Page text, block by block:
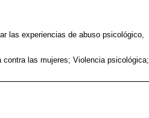
las experiencias de abuso psicológico,
las mujeres; Violencia psicológica;